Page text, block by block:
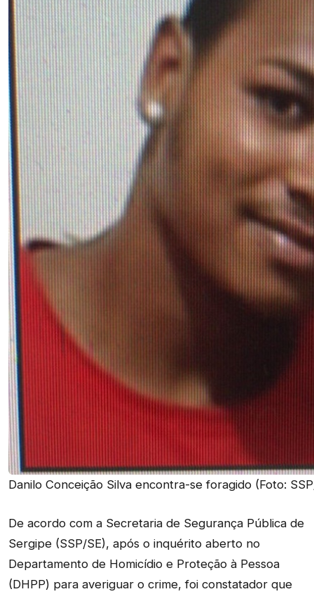
Danilo Conceição Silva encontra-se foragido (Foto:
De acordo com a Secretaria de Segurança Pública de
Sergipe (SSP/SE), após o inquérito aberto no
Departamento de Homicídio e Proteção à Pessoa
(DHPP) para averiguar o crime, foi constatador que